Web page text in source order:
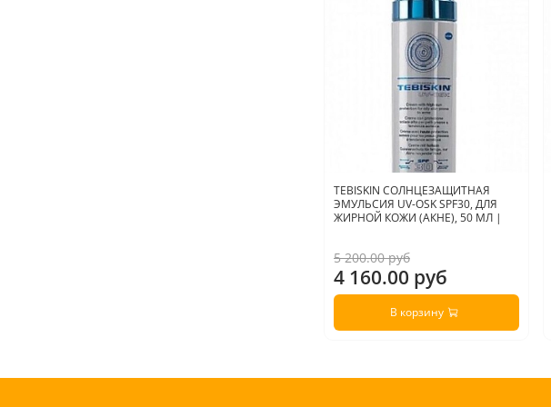
TEBISKIN СОЛНЦЕЗАЩИТНАЯ
ЭМУЛЬСИЯ UV-OSK SPF30, ДЛЯ
ЖИРНОЙ КОЖИ (АКНЕ), 50 МЛ |
5 200.00 руб
4 160.00 руб
В корзину